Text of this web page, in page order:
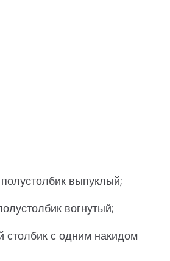
выпуклый;
вогнутый;
с одним накидом